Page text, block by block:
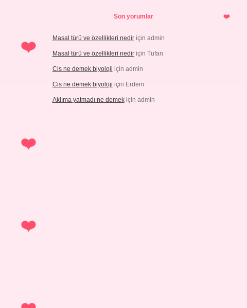
Son yorumlar
Masal türü ve özellikleri nediriçin admin
Masal türü ve özellikleri nediriçin Tufan
Cis ne demek biyoloji için admin
Cis ne demek biyoloji için Erdem
Aklıma yatmadı ne demekiçin admin